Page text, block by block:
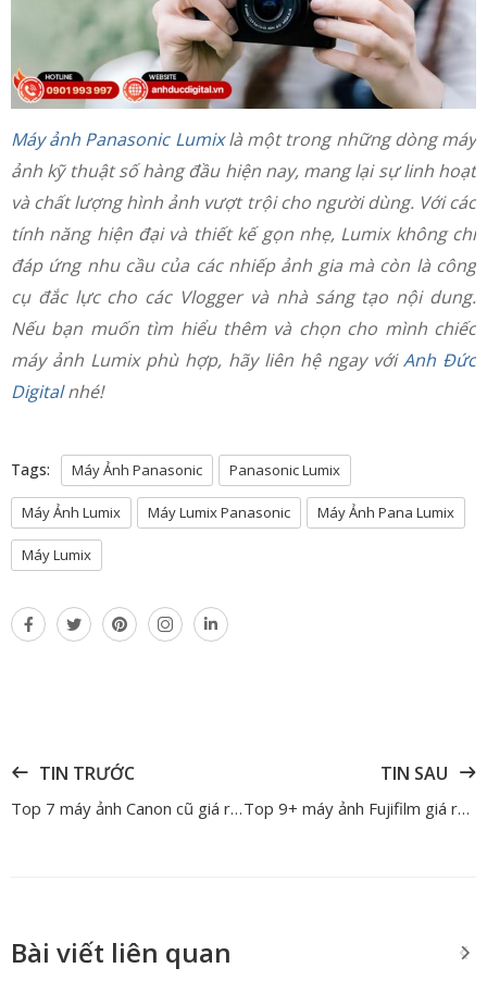
Máy ảnh Panasonic Lumixlà một trong những dòng máy
ảnh kỹ thuật số hàng đầu hiện nay, mang lại sự linh hoạt
và chất lượng hình ảnh vượt trội cho người dùng. Với các
tính năng hiện đại và thiết kế gọn nhẹ, Lumix không chỉ
đáp ứng nhu cầu của các nhiếp ảnh gia mà còn là công
cụ đắc lực cho các Vlogger và nhà sáng tạo nội dung.
Nếu bạn muốn tìm hiểu thêm và chọn cho mình chiếc
máy ảnh Lumix phù hợp, hãy liên hệ ngay vớiAnh Đức
Digitalnhé!
Tags: Máy Ảnh Panasonic Panasonic Lumix
Máy Ảnh Lumix Máy Lumix Panasonic Máy Ảnh Pana Lumix
Máy Lumix
TIN TRƯỚC
Top 7 máy ảnh Canon cũ giá rẻ và chất lượng không nên bỏ qua
TIN SAU
Top 9+ máy ảnh Fujifilm giá rẻ chụp hình từ cơ bản đến chuyên nghiệp
Bài viết liên quan